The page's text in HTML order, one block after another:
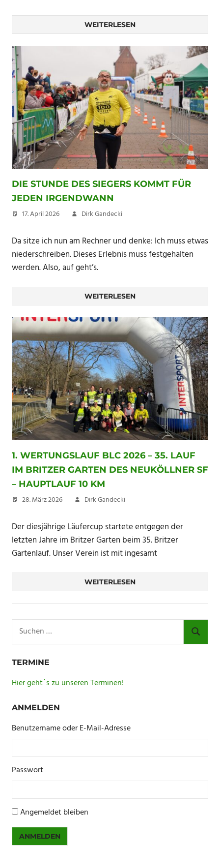
WEITERLESEN
DIE STUNDE DES SIEGERS KOMMT FÜR
JEDEN IRGENDWANN
17. April 2026 Dirk Gandecki
Da sitze ich nun am Rechner und denke: Ich muss etwas
niederschreiben. Dieses Erlebnis muss festgehalten
werden. Also, auf geht’s.
WEITERLESEN
1. WERTUNGSLAUF BLC 2026 – 35. LAUF
IM BRITZER GARTEN DES NEUKÖLLNER SF
– HAUPTLAUF 10 KM
28. März 2026 Dirk Gandecki
Der diesjährige Läufercup startete entgegen der
letzten Jahre im Britzer Garten beim 35. Britzer
Gartenlauf. Unser Verein ist mit ingesamt
WEITERLESEN
nach:
SUCHEN
TERMINE
Hier geht´s zu unseren Terminen!
ANMELDEN
Benutzername oder E-Mail-Adresse
Passwort
Angemeldet bleiben
ANMELDEN